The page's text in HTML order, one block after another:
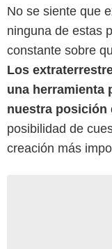
No se siente que
ninguna de estas
constante sobre
Los
una herramienta
nuestra posición
posibilidad de
creación más